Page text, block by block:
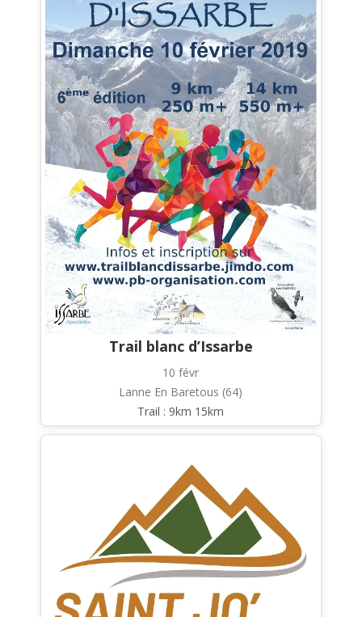
Trail blanc d’Issarbe
10 févr
Lanne En Baretous (64)
Trail : 9km 15km